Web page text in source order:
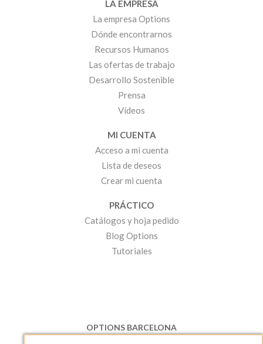
LA EMPRESA
La empresa Options
Dónde encontrarnos
Recursos Humanos
Las ofertas de trabajo
Desarrollo Sostenible
Prensa
Vídeos
MI CUENTA
Acceso a mi cuenta
Lista de deseos
Crear mi cuenta
PRÁCTICO
Catálogos y hoja pedido
Blog Options
Tutoriales
OPTIONS BARCELONA